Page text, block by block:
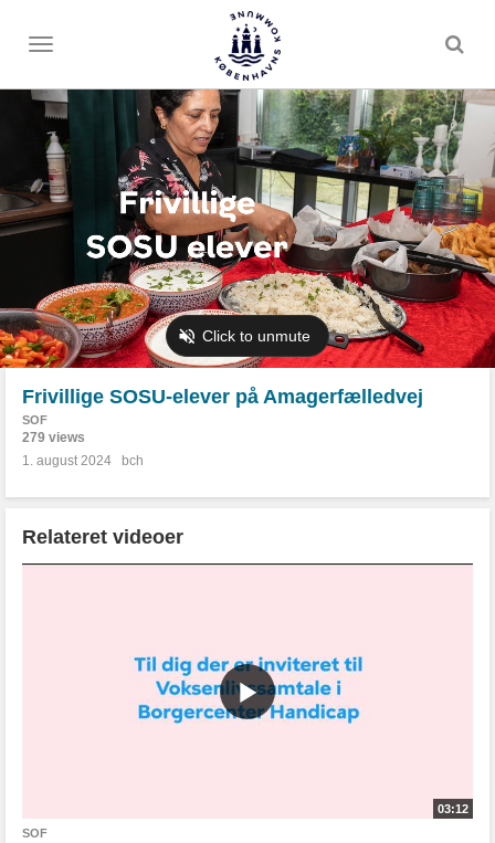
Toggle
Frivillige SOSU-elever på Amagerfælledvej
SOF
279 views
1. august 2024
bch
Relateret videoer
03:12
SOF